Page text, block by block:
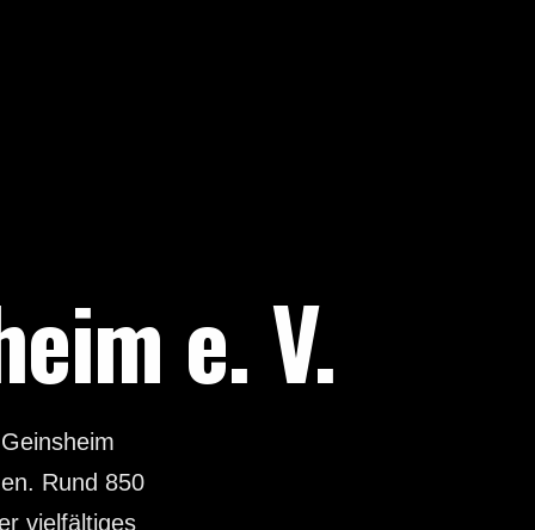
e. V.
Rund 850
vielfältiges